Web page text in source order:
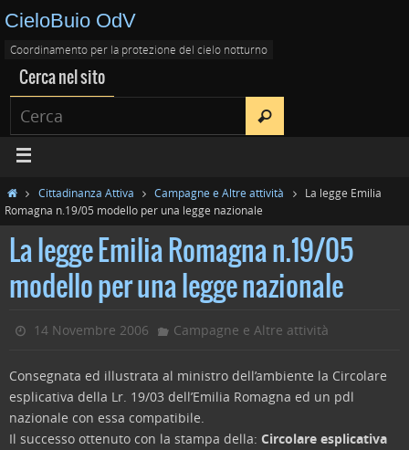
CieloBuio OdV
Coordinamento per la protezione del cielo notturno
Cerca nel sito
Cittadinanza Attiva Campagne e Altre attività
La legge Emilia
Romagna n.19/05 modello per una legge nazionale
La legge Emilia Romagna n.19/05
modello per una legge nazionale
14 Novembre 2006 Campagne e Altre attività
Consegnata ed illustrata al ministro dell’ambiente la Circolare
esplicativa della Lr. 19/03 dell’Emilia Romagna ed un pdl
nazionale con essa compatibile.
Il successo ottenuto con la stampa della: Circolare esplicativa